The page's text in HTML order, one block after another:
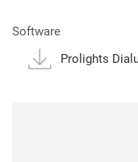
Software
Prolights